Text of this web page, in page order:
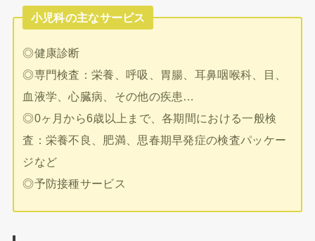
小児科の主なサービス
◎健康診断
◎専門検査：栄養、呼吸、胃腸、耳鼻咽喉科、目、
血液学、心臓病、その他の疾患…
◎0ヶ月から6歳以上まで、各期間における一般検
査：栄養不良、肥満、思春期早発症の検査パッケー
ジなど
◎予防接種サービス